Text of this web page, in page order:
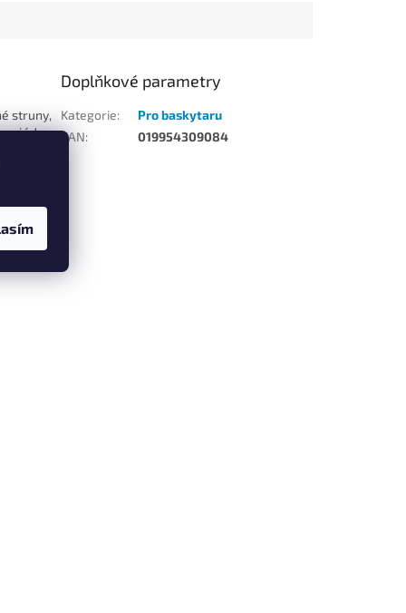
struny,
jádru z
ladění
Doplňkové parametry
Kategorie:
Pro baskytaru
EAN: 019954309084